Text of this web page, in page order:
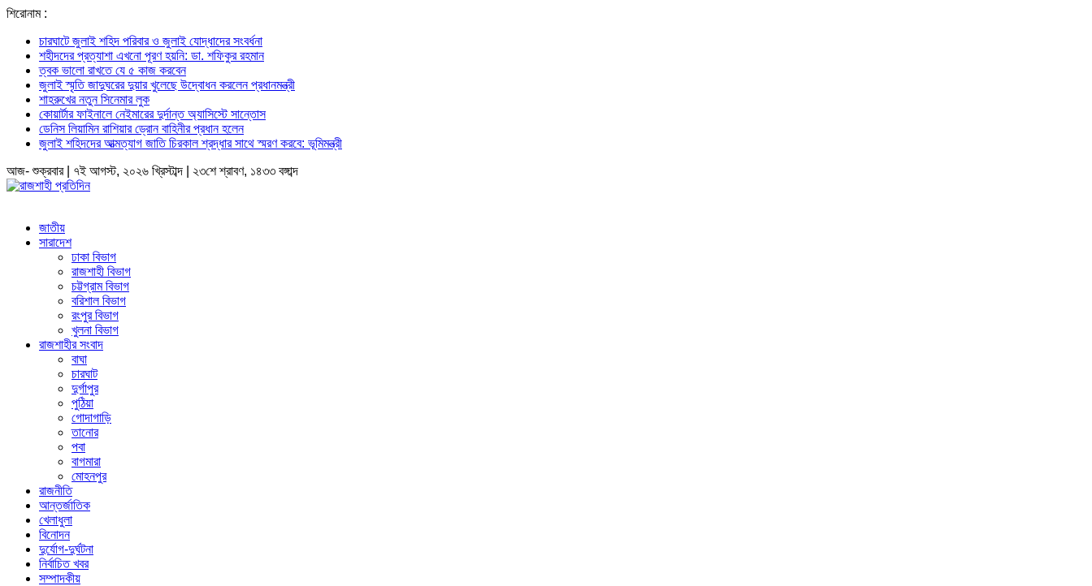
শিরোনাম :
চারঘাটে জুলাই শহিদ পরিবার ও জুলাই যোদ্ধাদের সংবর্ধনা
শহীদদের প্রত্যাশা এখনো পূরণ হয়নি: ডা. শফিকুর রহমান
ত্বক ভালো রাখতে যে ৫ কাজ করবেন
জুলাই স্মৃতি জাদুঘরের দুয়ার খুলেছে উদ্বোধন করলেন প্রধানমন্ত্রী
শাহরুখের নতুন সিনেমার লুক
কোয়ার্টার ফাইনালে নেইমারের দুর্দান্ত অ্যাসিস্টে সান্তোস
ডেনিস লিয়ামিন রাশিয়ার ড্রোন বাহিনীর প্রধান হলেন
জুলাই শহিদদের আত্মত্যাগ জাতি চিরকাল শ্রদ্ধার সাথে স্মরণ করবে: ভূমিমন্ত্রী
আজ- শুক্রবার | ৭ই আগস্ট, ২০২৬ খ্রিস্টাব্দ | ২৩শে শ্রাবণ, ১৪৩৩ বঙ্গাব্দ
জাতীয়
সারাদেশ
ঢাকা বিভাগ
রাজশাহী বিভাগ
চট্টগ্রাম বিভাগ
বরিশাল বিভাগ
রংপুর বিভাগ
খুলনা বিভাগ
রাজশাহীর সংবাদ
বাঘা
চারঘাট
দুর্গাপুর
পুঠিয়া
গোদাগাড়ি
তানোর
পবা
বাগমারা
মোহনপুর
রাজনীতি
আন্তর্জাতিক
খেলাধুলা
বিনোদন
দুর্যোগ-দুর্ঘটনা
নির্বাচিত খবর
সম্পাদকীয়